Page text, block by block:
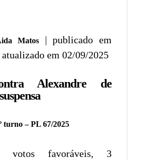
Matos
| publicado em
em 02/09/2025
Alexandre de
turno – PL 67/2025
favoráveis, 3